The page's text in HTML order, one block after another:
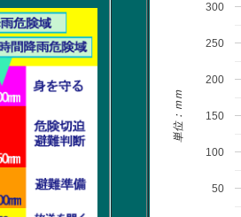
50
100
150
200
250
300
単位：ｍｍ